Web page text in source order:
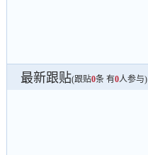
最新跟贴(跟贴0条 有0人参与)